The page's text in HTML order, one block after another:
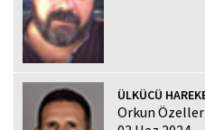
ÜLKÜCÜ
Orkun Özeller